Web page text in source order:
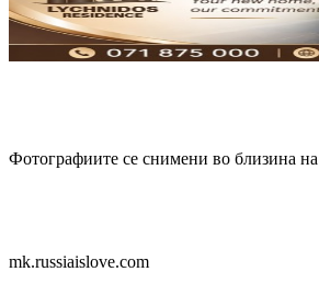
Фотографиите се снимени во близина
mk.russiaislove.com